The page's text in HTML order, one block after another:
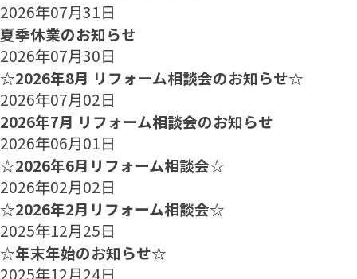
2026年07月31日
夏季休業のお知らせ
2026年07月30日
☆2026年8月 リフォーム相談会のお知らせ☆
2026年07月02日
2026年7月 リフォーム相談会のお知らせ
2026年06月01日
☆2026年6月リフォーム相談会☆
2026年02月02日
☆2026年2月リフォーム相談会☆
2025年12月25日
☆年末年始のお知らせ☆
2025年12月24日